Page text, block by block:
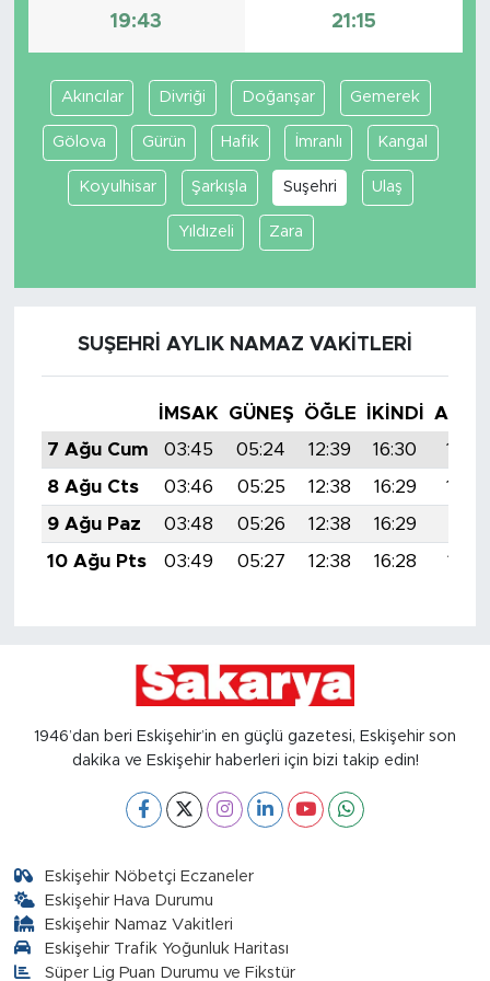
19:43 21:15
Akıncılar Divriği Doğanşar Gemerek
Gölova Gürün Hafik İmranlı Kangal
Koyulhisar Şarkışla Suşehri Ulaş
Yıldızeli Zara
SUŞEHRI AYLIK NAMAZ VAKITLERI
İMSAK GÜNEŞ ÖĞLE İKINDI
7 Ağu Cum
03:45 05:24 12:39 16:30
19:43
8 Ağu Cts
03:46 05:25 12:38 16:29
19:42
9 Ağu Paz
03:48 05:26 12:38 16:29
10 Ağu Pts
03:49 05:27 12:38 16:28 19:39
1946’dan beri Eskişehir’in en güçlü gazetesi, Eskişehir son
dakika ve Eskişehir haberleri için bizi takip edin!
Eskişehir Nöbetçi Eczaneler
Eskişehir Hava Durumu
Eskişehir Namaz Vakitleri
Eskişehir Trafik Yoğunluk Haritası
Süper Lig Puan Durumu ve Fikstür